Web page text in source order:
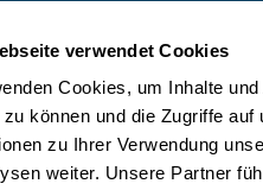
verwendet Cookies
Cookies, um Inhalte
zu können und die Zugriffe
zu Ihrer Verwendung
weiter. Unsere Partner